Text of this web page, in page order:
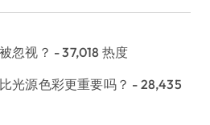
忽视？ - 37,018 热度
光源色彩更重要吗？ - 28,435